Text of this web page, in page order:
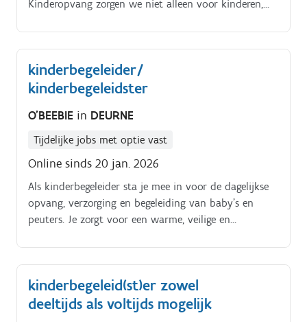
Kinderopvang zorgen we niet alleen voor kinderen,
zo waardevol.
kinderbegeleider/
kinderbegeleidster
O'BEEBIE in DEURNE
Tijdelijke jobs met optie vast
Online sinds 20 jan. 2026
Als kinderbegeleider sta je mee in voor de dagelijkse
opvang, verzorging en begeleiding van baby’s en
peuters. Je zorgt voor een warme, veilige en
met collega’s en onderhoudt een open en respectvolle
communicatie met ouders.
kinderbegeleid(st)er zowel
deeltijds als voltijds mogelijk